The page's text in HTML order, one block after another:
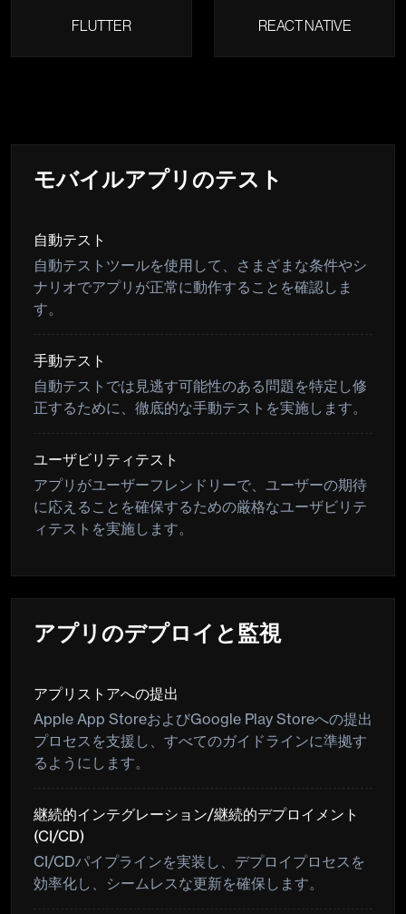
FLUTTER REACT NATIVE
モバイルアプリのテスト
自動テスト
自動テストツールを使用して、さまざまな条件やシ
ナリオでアプリが正常に動作することを確認しま
す。
手動テスト
自動テストでは見逃す可能性のある問題を特定し修
正するために、徹底的な手動テストを実施します。
ユーザビリティテスト
アプリがユーザーフレンドリーで、ユーザーの期待
に応えることを確保するための厳格なユーザビリテ
ィテストを実施します。
アプリのデプロイと監視
アプリストアへの提出
Apple App StoreおよびGoogle Play Storeへの提出
プロセスを支援し、すべてのガイドラインに準拠す
るようにします。
継続的インテグレーション/継続的デプロイメント
(CI/CD)
CI/CDパイプラインを実装し、デプロイプロセスを
効率化し、シームレスな更新を確保します。